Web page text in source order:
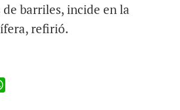
barriles, incide en la
refirió.